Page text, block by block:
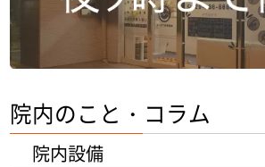
院内のこと・コラム
院内設備